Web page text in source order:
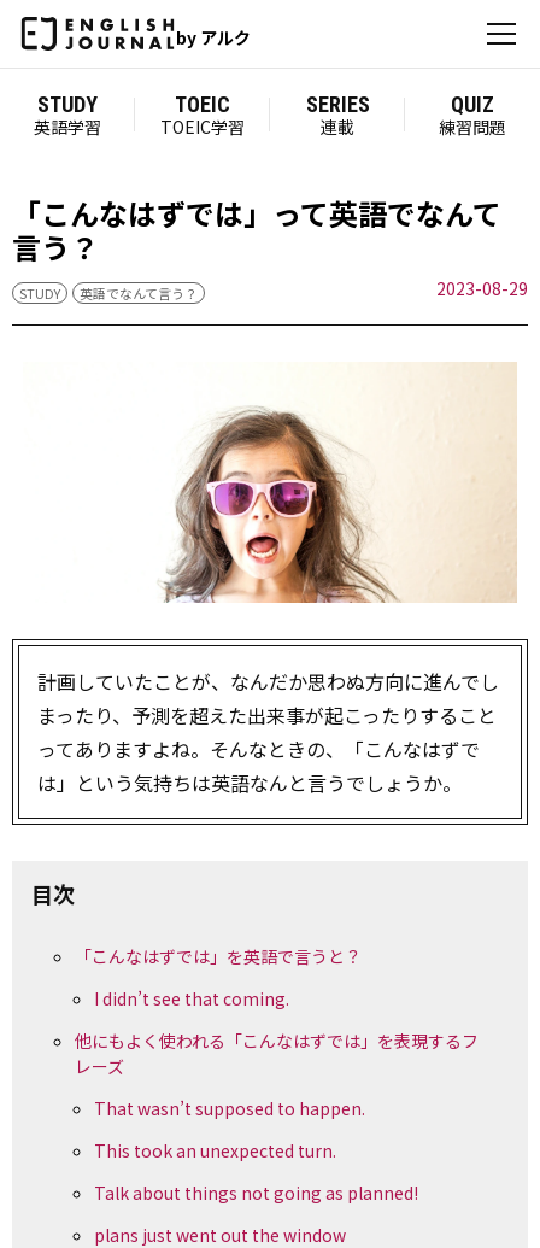
by アルク
STUDY
英語学習
TOEIC
TOEIC学習
SERIES
連載
QUIZ
練習問題
「こんなはずでは」って英語でなんて
言う？
STUDY 英語でなんて言う？ 2023-08-29
計画していたことが、なんだか思わぬ方向に進んでし
まったり、予測を超えた出来事が起こったりすること
ってありますよね。そんなときの、「こんなはずで
は」という気持ちは英語なんと言うでしょうか。
目次
「こんなはずでは」を英語で言うと？
I didn’t see that coming.
他にもよく使われる「こんなはずでは」を表現するフ
レーズ
That wasn’t supposed to happen.
This took an unexpected turn.
Talk about things not going as planned!
plans just went out the window